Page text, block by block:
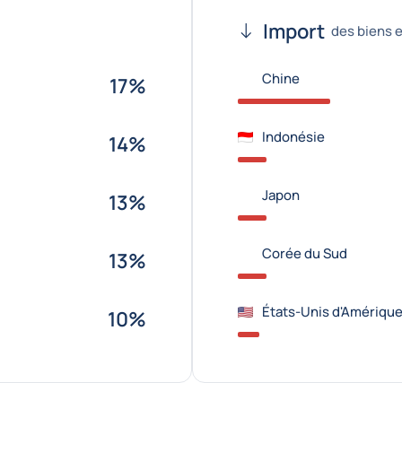
17%
14%
13%
13%
10%
Import des biens
Chine
Indonésie
Japon
Corée du Sud
États-Unis d'Amérique